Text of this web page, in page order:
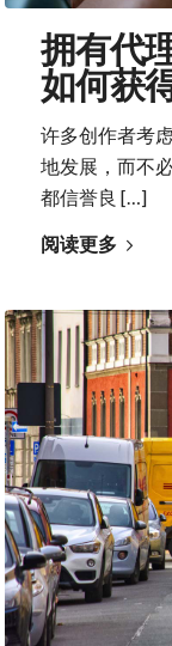
拥有代
如何获
许多创作者考
地发展，而不
都信誉良 […]
阅读更多